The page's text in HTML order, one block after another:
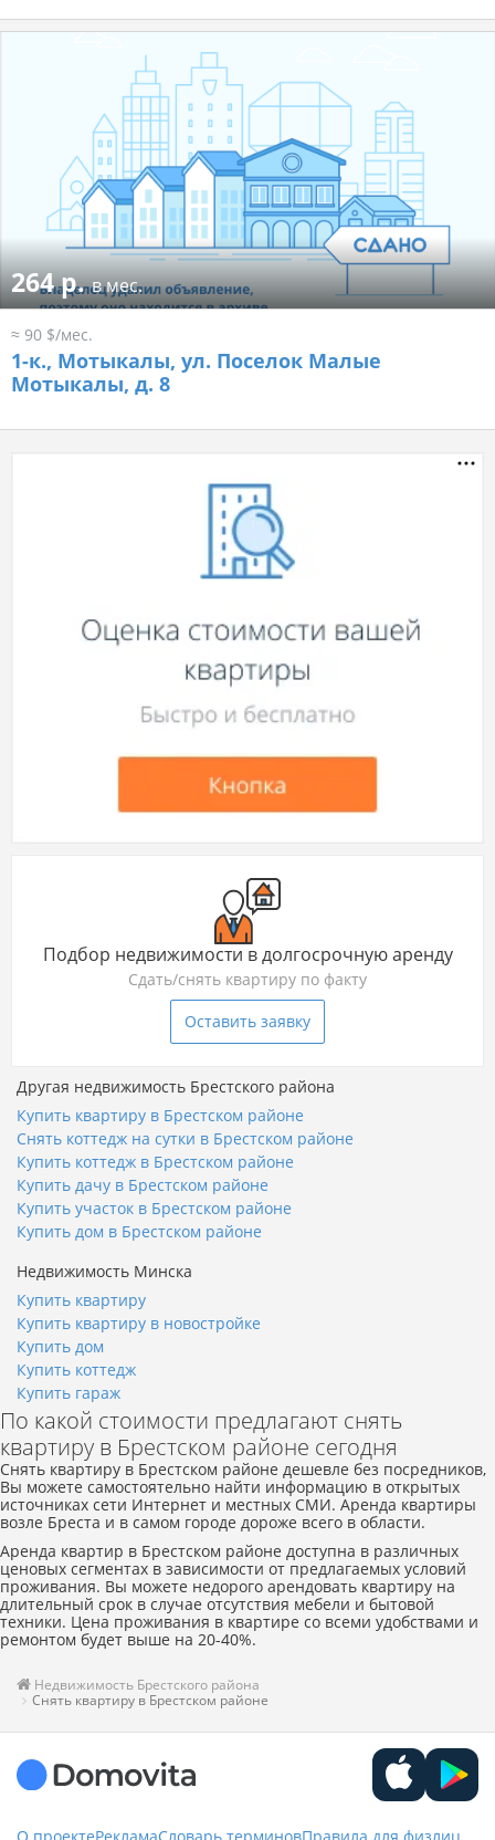
264 р.в мес.
≈ 90 $/мес.
1-к., Мотыкалы, ул. Поселок Малые
Мотыкалы, д. 8
Подбор недвижимости в долгосрочную аренду
Сдать/снять квартиру по факту
Оставить заявку
Другая недвижимость Брестского района
Купить квартиру в Брестском районе
Снять коттедж на сутки в Брестском районе
Купить коттедж в Брестском районе
Купить дачу в Брестском районе
Купить участок в Брестском районе
Купить дом в Брестском районе
Недвижимость Минска
Купить квартиру
Купить квартиру в новостройке
Купить дом
Купить коттедж
Купить гараж
По какой стоимости предлагают снять
квартиру в Брестском районе сегодня
Снять квартиру в Брестском районе дешевле без посредников,
Вы можете самостоятельно найти информацию в открытых
источниках сети Интернет и местных СМИ. Аренда квартиры
возле Бреста и в самом городе дороже всего в области.
Аренда квартир в Брестском районе доступна в различных
ценовых сегментах в зависимости от предлагаемых условий
проживания. Вы можете недорого арендовать квартиру на
длительный срок в случае отсутствия мебели и бытовой
техники. Цена проживания в квартире со всеми удобствами и
ремонтом будет выше на 20-40%.
Недвижимость Брестского района
Снять квартиру в Брестском районе